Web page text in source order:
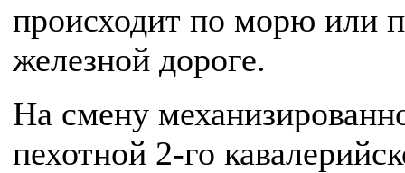
происходит по морю или
железной дороге.
На смену
пехотной 2-го